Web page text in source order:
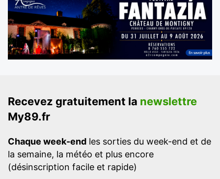
Recevez gratuitement la newslettre
My89.fr
Chaque week-end les sorties du week-end et de
la semaine, la météo et plus encore
(désinscription facile et rapide)